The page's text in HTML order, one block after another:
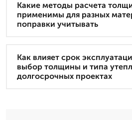
Какие методы расчета
применимы для разных
поправки учитывать
Как влияет срок
выбор толщины и типа
долгосрочных проектах